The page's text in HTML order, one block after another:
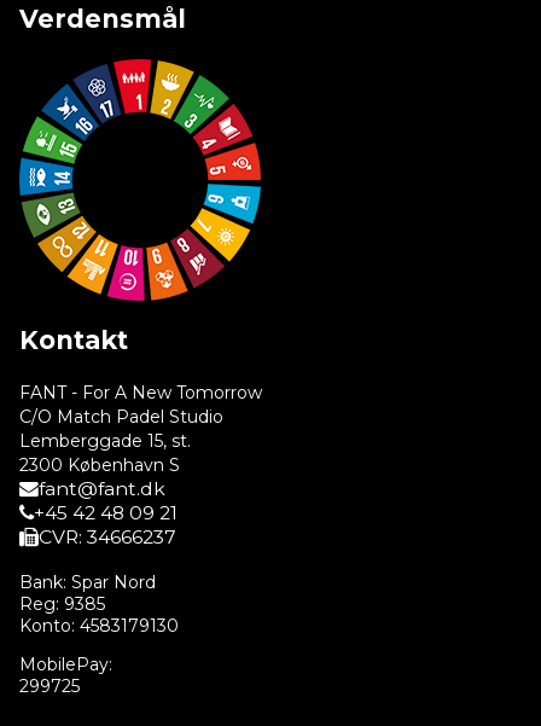
Verdensmål
Kontakt
FANT - For A New Tomorrow
C/O Match Padel Studio
Lemberggade 15, st.
2300 København S
fant@fant.dk
+45 42 48 09 21
CVR: 34666237
Bank: Spar Nord
Reg: 9385
Konto: 4583179130
MobilePay:
299725